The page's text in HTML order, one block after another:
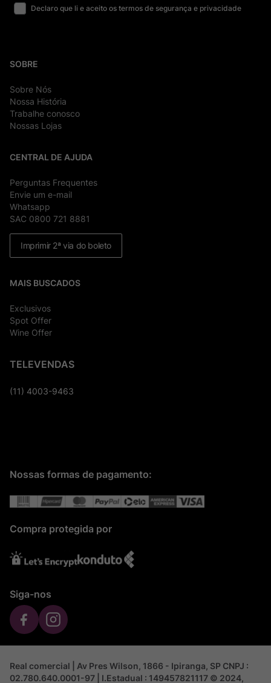
Declaro que li e aceito os termos de segurança e privacidade
SOBRE
Sobre Nós
Nossa História
Trabalhe conosco
Nossas Lojas
CENTRAL DE AJUDA
Perguntas Frequentes
Envie um e-mail
Whatsapp
SAC 0800 721 8881
Imprimir 2ª via do boleto
MAIS BUSCADOS
Exclusivos
Spot Offer
Wine Offer
TELEVENDAS
(11) 4003-9463
Nossas formas de pagamento:
Compra protegida por
Siga-nos
Real comercial | Av Pres Wilson, 1866 - Ipiranga, SP CNPJ :
02.780.640.0001-97 | I.Estadual : 149457821117 © 2024,